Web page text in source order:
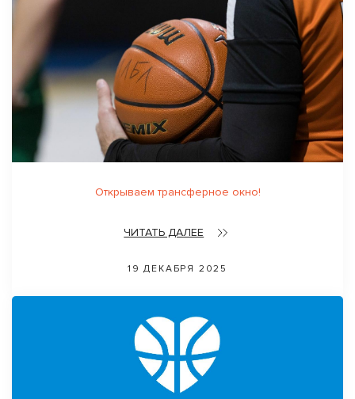
Открываем трансферное окно!
ЧИТАТЬ ДАЛЕЕ
19 ДЕКАБРЯ 2025